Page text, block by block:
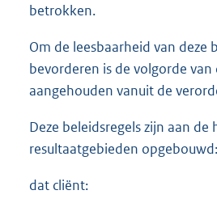
betrokken.
Om de leesbaarheid van deze
bevorderen is de volgorde
aangehouden vanuit de
Deze beleidsregels zijn aan
resultaatgebieden opgebouwd:
dat cliënt: